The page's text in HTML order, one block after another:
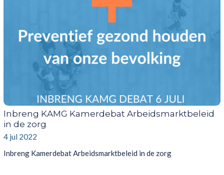
Inbreng KAMG Kamerdebat Arbeidsmarktbeleid
in de zorg
4 jul 2022
Inbreng Kamerdebat Arbeidsmarktbeleid in de zorg